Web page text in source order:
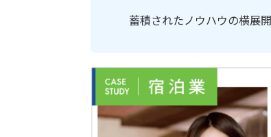
蓄積されたノウハウの横展開